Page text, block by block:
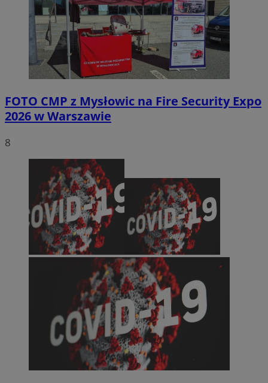
FOTO CMP z Mysłowic na Fire Security Expo
2026 w Warszawie
8